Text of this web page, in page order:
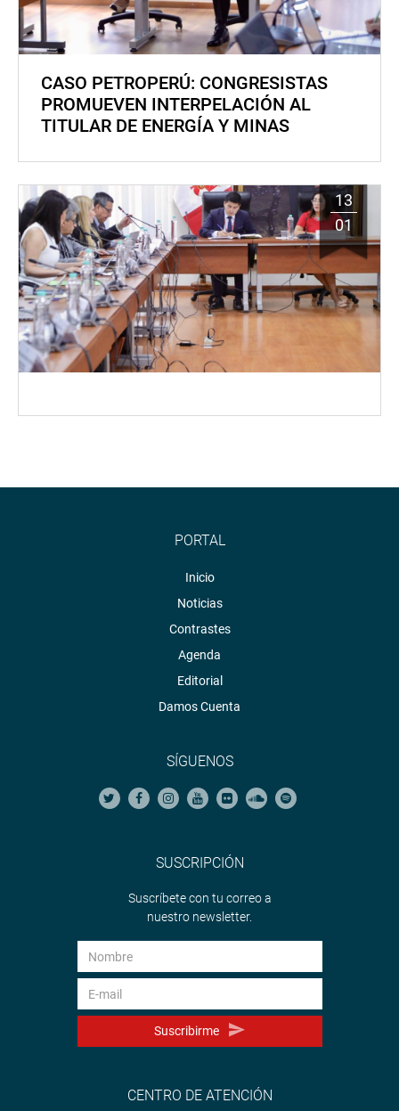
CASO PETROPERÚ: CONGRESISTAS
PROMUEVEN INTERPELACIÓN AL
TITULAR DE ENERGÍA Y MINAS
13
01
PORTAL
Inicio
Noticias
Contrastes
Agenda
Editorial
Damos Cuenta
SÍGUENOS
SUSCRIPCIÓN
Suscríbete con tu correo a
nuestro newsletter.
Suscribirme
CENTRO DE ATENCIÓN